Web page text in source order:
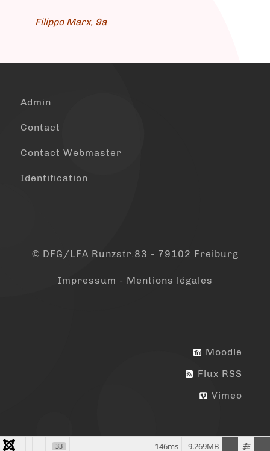
Filippo Marx, 9a
Admin
Contact
Contact Webmaster
Identification
© DFG/LFA Runzstr.83 - 79102 Freiburg
Impressum - Mentions légales
Moodle
Flux RSS
Vimeo
33 9.269MB
146ms